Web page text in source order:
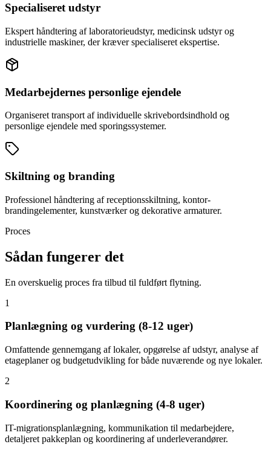
Specialiseret udstyr
Ekspert håndtering af laboratorieudstyr, medicinsk udstyr og
industrielle maskiner, der kræver specialiseret ekspertise.
Medarbejdernes personlige ejendele
Organiseret transport af individuelle skrivebordsindhold og
personlige ejendele med sporingssystemer.
Skiltning og branding
Professionel håndtering af receptionsskiltning, kontor-
brandingelementer, kunstværker og dekorative armaturer.
Proces
Sådan fungerer det
En overskuelig proces fra tilbud til fuldført flytning.
1
Planlægning og vurdering (8-12 uger)
Omfattende gennemgang af lokaler, opgørelse af udstyr, analyse af
etageplaner og budgetudvikling for både nuværende og nye lokaler.
2
Koordinering og planlægning (4-8 uger)
IT-migrationsplanlægning, kommunikation til medarbejdere,
detaljeret pakkeplan og koordinering af underleverandører.